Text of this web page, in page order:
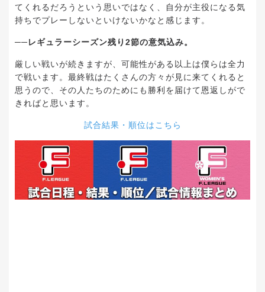
てくれるだろうという思いではなく、自分が主役になる気
持ちでプレーしないといけないかなと感じます。
──レギュラーシーズン残り2節の意気込み。
厳しい戦いが続きますが、可能性がある以上は僕らは全力
で戦います。最終戦はたくさんの方々が見に来てくれると
思うので、その人たちのためにも勝利を届けて恩返しがで
きればと思います。
試合結果・順位はこちら